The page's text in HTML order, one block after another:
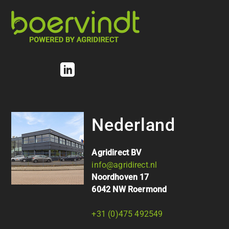
Nederland
Agridirect BV
info@agridirect.nl
Noordhoven 17
6042 NW Roermond
+31 (0)475 492549